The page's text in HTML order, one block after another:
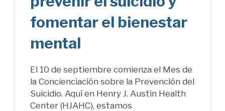
fomentar el bienestar
mental
El 10 de septiembre comienza el Mes de
la Concienciación sobre la Prevención del
Suicidio. Aquí en Henry J. Austin Health
Center (HJAHC), estamos